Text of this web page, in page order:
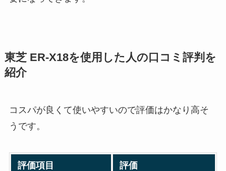
東芝 ER-X18を使用した人の口コミ評判を
紹介
コスパが良くて使いやすいので評価はかなり高そ
うです。
評価項目 評価